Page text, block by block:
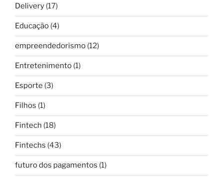
Delivery (17)
Educação (4)
empreendedorismo (12)
Entretenimento (1)
Esporte (3)
Filhos (1)
Fintech (18)
Fintechs (43)
futuro dos pagamentos (1)